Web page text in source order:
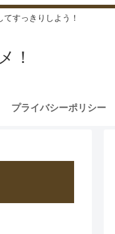
すっきりしよう！
！
プライバシーポリシー